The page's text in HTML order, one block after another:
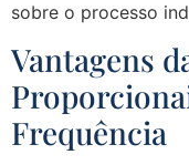
sobre o processo
Vantagens
Frequência